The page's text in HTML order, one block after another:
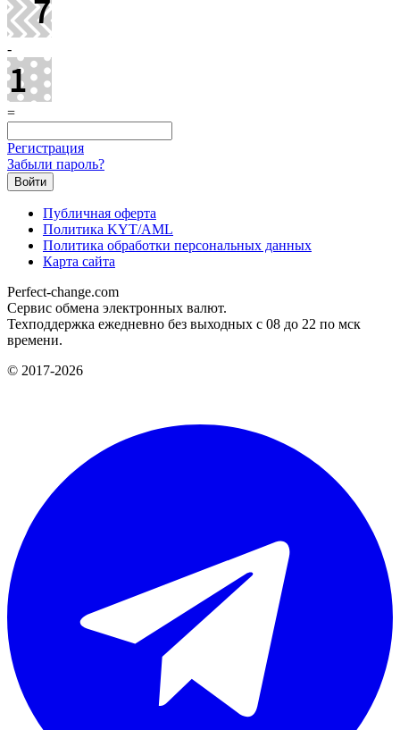
-
=
Регистрация
Забыли пароль?
Публичная оферта
Политика KYT/AML
Политика обработки персональных данных
Карта сайта
Perfect-change.com
Сервис обмена электронных валют.
Техподдержка ежедневно без выходных с 08 до 22 по мск
времени.
© 2017-2026